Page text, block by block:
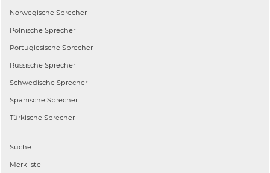
Norwegische Sprecher
Polnische Sprecher
Portugiesische Sprecher
Russische Sprecher
Schwedische Sprecher
Spanische Sprecher
Türkische Sprecher
Suche
Merkliste